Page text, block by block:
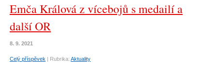
Emča Králová z vícebojů s medailí a
další OR
8. 9. 2021
Celý příspěvek | Rubrika: Aktuality